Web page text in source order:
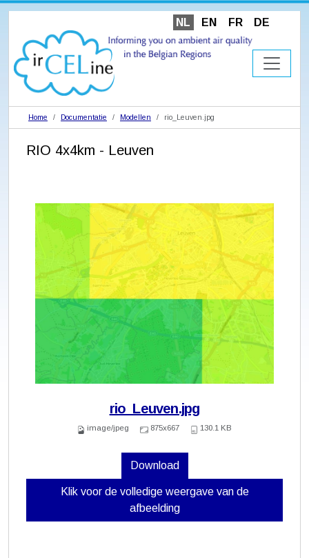
NL EN FR DE
Home Documentatie Modellen rio_Leuven.jpg
RIO 4x4km - Leuven
rio_Leuven.jpg
image/jpeg 875x667 130.1 KB
Download
Klik voor de volledige weergave van de
afbeelding